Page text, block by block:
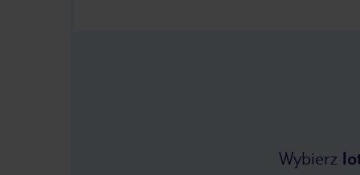
Wybierz